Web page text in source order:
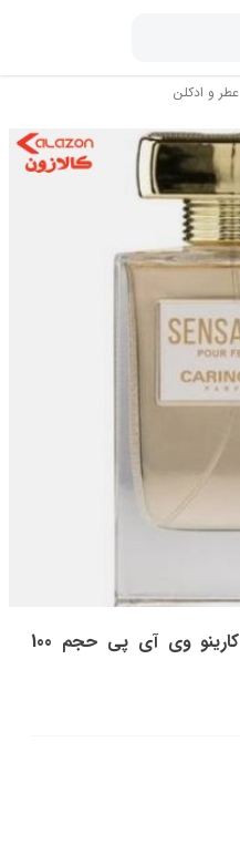
عطر و ادکلن
ادوپرفیوم مردانه Sensation کارینو وی آی پی حجم 100